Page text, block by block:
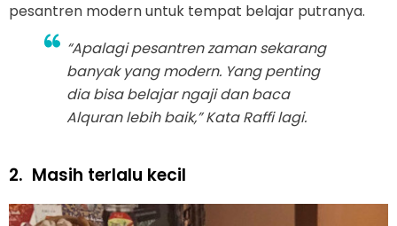
pesantren modern untuk tempat belajar putranya.
“Apalagi pesantren zaman sekarang
banyak yang modern. Yang penting
dia bisa belajar ngaji dan baca
Alquran lebih baik,” Kata Raffi lagi.
2. Masih terlalu kecil